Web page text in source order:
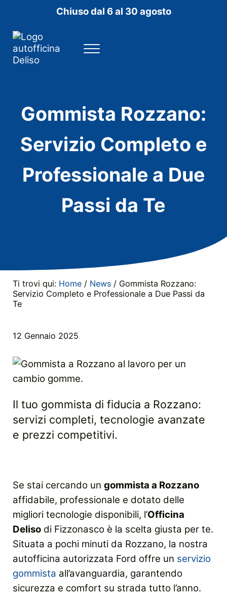
Passa al contenuto principale
Skip to header right navigation
Skip to site footerChiuso dal 6 al 30 agosto
Menu
Gommista Rozzano:
Servizio Completo e
Professionale a Due
Passi da Te
Ti trovi qui: Home / News /Gommista Rozzano:
Servizio Completo e Professionale a Due Passi da
Te
12 Gennaio 2025
Il tuo gommista di fiducia a Rozzano:
servizi completi, tecnologie avanzate
e prezzi competitivi.
Se stai cercando un gommista a Rozzano
affidabile, professionale e dotato delle
migliori tecnologie disponibili, l’Officina
Deliso di Fizzonasco è la scelta giusta per te.
Situata a pochi minuti da Rozzano, la nostra
autofficina autorizzata Ford offre un servizio
gommista all’avanguardia, garantendo
sicurezza e comfort su strada tutto l’anno.